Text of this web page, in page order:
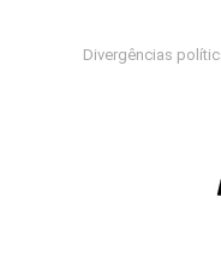
Divergências